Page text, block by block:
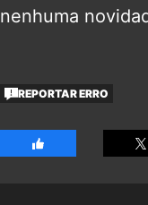
nenhuma
REPORTAR ERRO